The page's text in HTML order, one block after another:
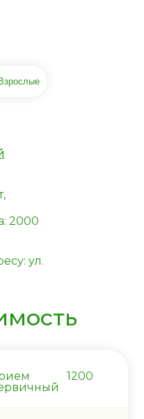
Взрослые
2000
ул.
1200